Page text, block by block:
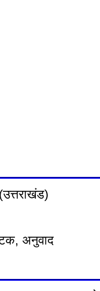
अनुवाद